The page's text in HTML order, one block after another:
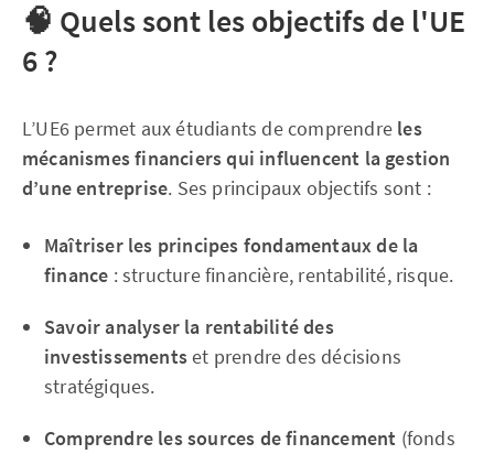
🧠 Quels sont les objectifs de l'UE
6 ?
L’UE6 permet aux étudiants de comprendre les
mécanismes financiers qui influencent la gestion
d’une entreprise. Ses principaux objectifs sont :
Maîtriser les principes fondamentaux de la
finance : structure financière, rentabilité, risque.
Savoir analyser la rentabilité des
investissementset prendre des décisions
stratégiques.
Comprendre les sources de financement (fonds